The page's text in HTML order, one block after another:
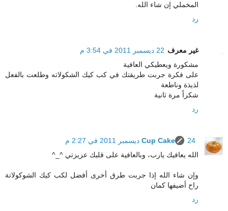
المخملي إن شاء الله.
رد
غير معرف 22 ديسمبر 2011 في 3:54 م
مشكورة ويعطيكي العافية
على فكرة جربت طريقتك في كب كيك الشكولاته وطلعت بالفعل
لذيذة وناطعة
شكراً مرة ثانية
رد
Cup Cake
24 ديسمبر 2011 في 2:27 م
الله يعافيك يارب، وبالعافية على قلبك عزيزتي ^_^
وإن شاء الله إذا جربت طرق أخرى أفضل لكب كيك الشوكولاتة
راح أضيفها كمان
رد